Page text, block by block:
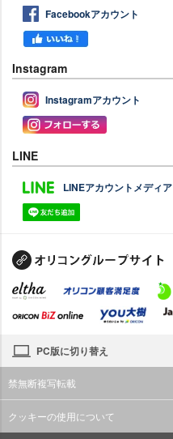
Facebookアカウント
Instagram
Instagramアカウント
LINE
LINEアカウントメディア
PC版に切り替え
禁無断複写転載
クッキーの使用について